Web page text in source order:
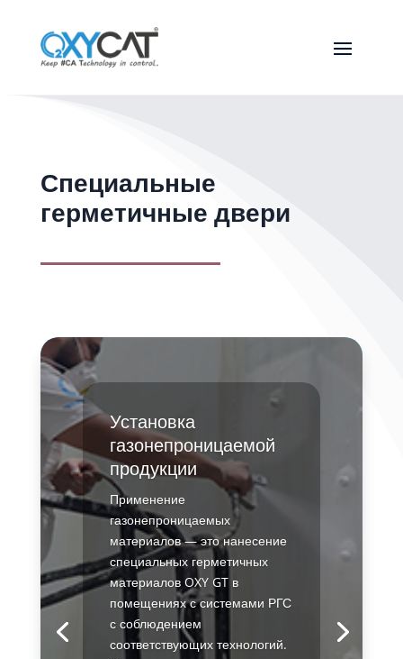
Специальные
герметичные двери
Установка
газонепроницаемой
продукции
Применение
газонепроницаемых
материалов — это нанесение
специальных герметичных
материалов OXY GT в
помещениях с системами РГС
с соблюдением
соответствующих технологий.